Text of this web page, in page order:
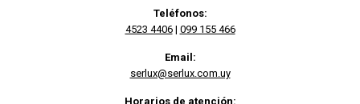
Teléfonos:
4523 4406| 099 155 466
Email:
serlux@serlux.com.uy
Horarios de atención: